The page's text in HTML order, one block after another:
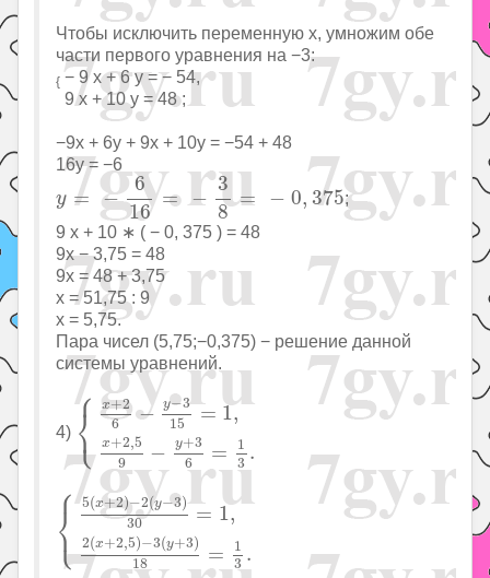
Чтобы исключить переменную x, умножим обе
части первого уравнения на −3:
{ − 9 x + 6 y = − 54,
9 x + 10 y = 48 ;
−9x + 6y + 9x + 10y = −54 + 48
16y = −6
y = −
6
16
= −
3
8
= − 0, 375
y=−616=− 38 −0,375
;
9 x + 10 ∗ ( − 0, 375 ) = 48
9x − 3,75 = 48
9x = 48 + 3,75
x = 51,75 : 9
x = 5,75.
Пара чисел (5,75;−0,375) − решение данной
системы уравнений.
4) ⎧
⎨
⎩
x+2
6
− y−3
15
= 1,
x+2,5
9
− y+3
6
=
1
3 .
{x +26− y−315 = 1 x + + 6=1 3.
⎧
⎨
⎩
5(x+2)−2(y−3)
30
= 1,
2(x+2,5)−3(y+3)
18
=
1
3 .
5 (x+2)− 2(y −3 1 )− 3(y+ 3)18=